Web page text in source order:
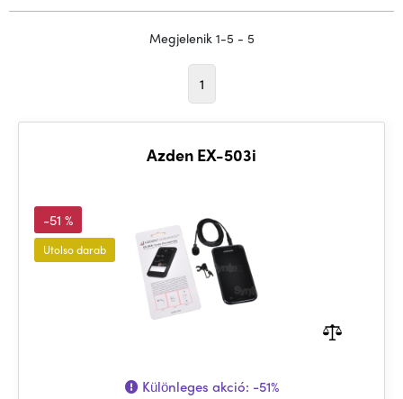
Megjelenik 1-5 - 5
1
Azden EX-503i
-51 %
Utolso darab
Különleges akció: -51%